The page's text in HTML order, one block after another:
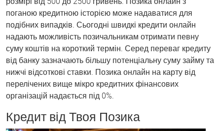
поганою кредитною історією може надаватися для
подібних випадків. Сьогодні швидкі кредити онлайн
надають можливість позичальникам отримати певну
суму коштів на короткий термін. Серед переваг кредиту
від банку зазначають більшу потенціальну суму займу та
нижчі відсоткові ставки. Позика онлайн на карту від
перелічених вище мікро кредитних фінансових
організацій надається під 0%.
Кредит від Твоя Позика